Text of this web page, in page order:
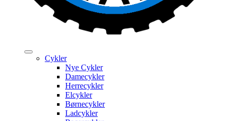
Cykler
Nye Cykler
Damecykler
Herrecykler
Elcykler
Børnecykler
Ladcykler